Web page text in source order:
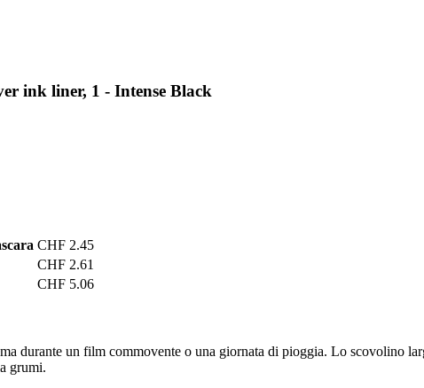
ink liner, 1 - Intense Black
CHF 2.45
CHF 2.61
CHF 5.06
durante un film commovente o una giornata di pioggia. Lo scovolino
grumi.